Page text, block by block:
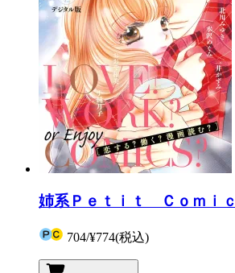
姉系Ｐｅｔｉｔ Ｃｏｍｉｃ
704/¥774(税込)